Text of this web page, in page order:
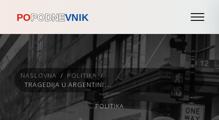
NASLOVNA / POLITIKA /
TRAGEDIJA U ARGENTINI: MILEI UKINUO MINISTARSTVO ZA ŽENE, ROD I RAZNOLIKOST
POLITIKA